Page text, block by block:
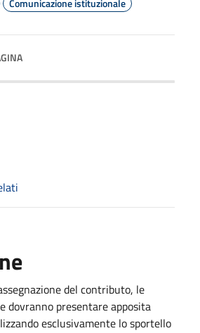
del contributo, le
dovranno presentare apposita
esclusivamente lo sportello